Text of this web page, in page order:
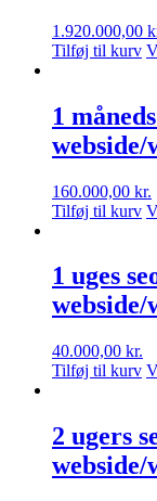
1.920.000,00
Tilføj til kurv
1
webside/
160.000,00 kr.
Tilføj til kurv
1 uges
webside/
40.000,00 kr.
Tilføj til kurv
2 ugers
webside/